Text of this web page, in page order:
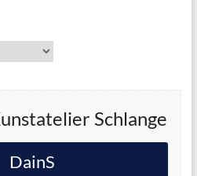
Schlange
DainS